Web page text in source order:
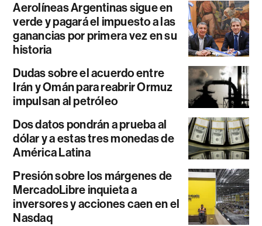
Aerolíneas Argentinas sigue en
verde y pagará el impuesto a las
ganancias por primera vez en su
historia
Dudas sobre el acuerdo entre
Irán y Omán para reabrir Ormuz
impulsan al petróleo
Dos datos pondrán a prueba al
dólar y a estas tres monedas de
América Latina
Presión sobre los márgenes de
MercadoLibre inquieta a
inversores y acciones caen en el
Nasdaq